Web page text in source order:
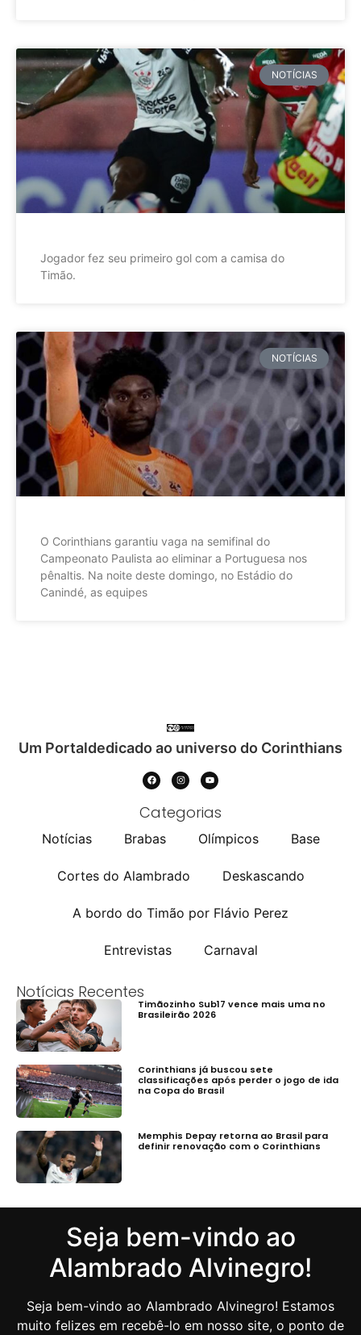
NOTÍCIAS
Jogador fez seu primeiro gol com a camisa do
Timão.
NOTÍCIAS
O Corinthians garantiu vaga na semifinal do
Campeonato Paulista ao eliminar a Portuguesa nos
pênaltis. Na noite deste domingo, no Estádio do
Canindé, as equipes
Um Portaldedicado ao universo do Corinthians
Categorias
Notícias Brabas Olímpicos Base
Cortes do Alambrado Deskascando
A bordo do Timão por Flávio Perez
Entrevistas Carnaval
Notícias Recentes
Timãozinho Sub17 vence mais uma no
Brasileirão 2026
Corinthians já buscou sete
classificações após perder o jogo de ida
na Copa do Brasil
Memphis Depay retorna ao Brasil para
definir renovação com o Corinthians
Seja bem-vindo ao
Alambrado Alvinegro!
Seja bem-vindo ao Alambrado Alvinegro! Estamos
muito felizes em recebê-lo em nosso site, o ponto de